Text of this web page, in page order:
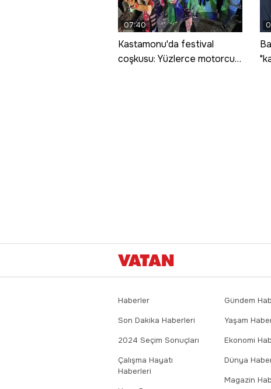
07:40
Kastamonu'da festival
coşkusu: Yüzlerce motorcu
Haberler
Son Dakika Haberleri
2024 Seçim Sonuçları
Çalışma Hayatı
Haberleri
Gündem
Yaşam
Ekonomi
Dünya
Magazin